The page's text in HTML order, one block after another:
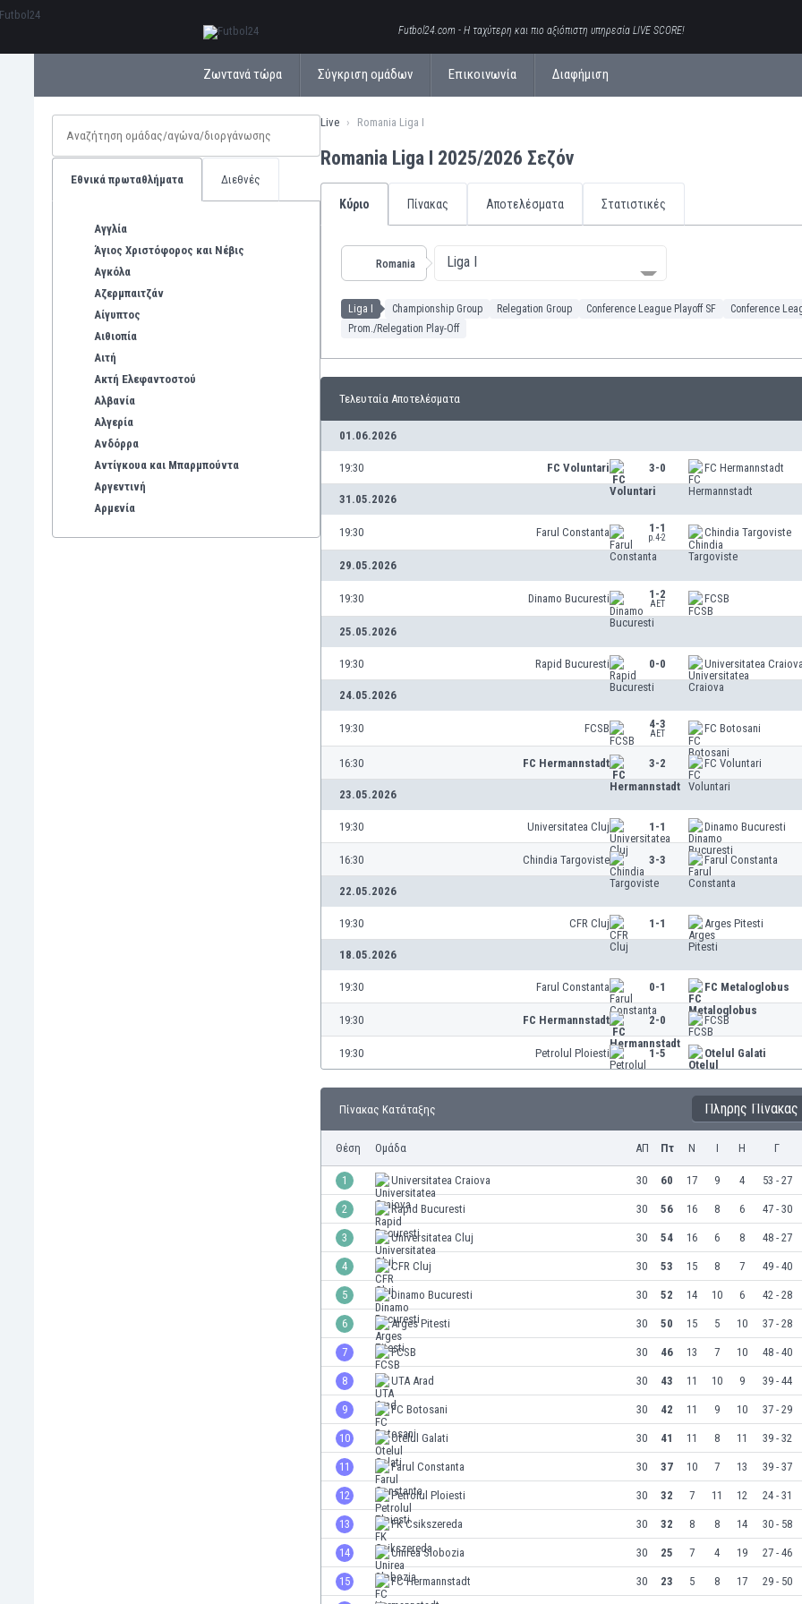
Futbol24.com - Η ταχύτερη και πιο αξιόπιστη υπηρεσία LIVE SCORE!
Ζωντανά τώρα Σύγκριση ομάδων Επικοινωνία Διαφήμιση
Εθνικά πρωταθλήματα Διεθνές
Αγγλία
Άγιος Χριστόφορος και Νέβις
Αγκόλα
Αζερμπαιτζάν
Αίγυπτος
Αιθιοπία
Αιτή
Ακτή Ελεφαντοστού
Αλβανία
Αλγερία
Ανδόρρα
Αντίγκουα και Μπαρμπούντα
Αργεντινή
Αρμενία
Live Romania Liga I
Romania Liga I 2025/2026 Σεζόν
Κύριο Πίνακας Αποτελέσματα Στατιστικές
Romania Liga I
Liga I Championship Group Relegation Group Conference League Playoff SF
Conference
Prom./Relegation Play-Off
Τελευταία Αποτελέσματα
01.06.2026
19:30 FC Voluntari 3-0 FC Hermannstadt
31.05.2026
19:30 Farul Constanta 1-1
p.4-2 Chindia Targoviste
29.05.2026
19:30 Dinamo Bucuresti 1-2
AET FCSB
25.05.2026
19:30 Rapid Bucuresti 0-0 Universitatea
24.05.2026
19:30 FCSB 4-3
AET FC Botosani
16:30 FC Hermannstadt 3-2 FC Voluntari
23.05.2026
19:30 Universitatea Cluj 1-1 Dinamo Bucuresti
16:30 Chindia Targoviste 3-3 Farul Constanta
22.05.2026
19:30 CFR Cluj 1-1 Arges Pitesti
18.05.2026
19:30 Farul Constanta 0-1 FC Metaloglobus
19:30 FC Hermannstadt 2-0 FCSB
19:30 Petrolul Ploiesti 1-5 Otelul Galati
Πίνακας Κατάταξης Πλήρης Πίνακας
Θέση Ομάδα ΑΠ Πτ Ν Ι Η Γ
1 Universitatea Craiova 30 60 17 9 4 53 - 27
2 Rapid Bucuresti 30 56 16 8 6 47 - 30
3 Universitatea Cluj 30 54 16 6 8 48 - 27
4 CFR Cluj 30 53 15 8 7 49 - 40
5 Dinamo Bucuresti 30 52 14 10 6 42 - 28
6 Arges Pitesti 30 50 15 5 10 37 - 28
7 FCSB 30 46 13 7 10 48 - 40
8 UTA Arad 30 43 11 10 9 39 - 44
9 FC Botosani 30 42 11 9 10 37 - 29
10 Otelul Galati 30 41 11 8 11 39 - 32
11 Farul Constanta 30 37 10 7 13 39 - 37
12 Petrolul Ploiesti 30 32 7 11 12 24 - 31
13 FK Csikszereda 30 32 8 8 14 30 - 58
14 Unirea Slobozia 30 25 7 4 19 27 - 46
15 FC Hermannstadt 30 23 5 8 17 29 - 50